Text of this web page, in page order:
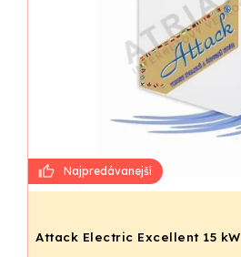
Attack Electric Excellent 15 kW